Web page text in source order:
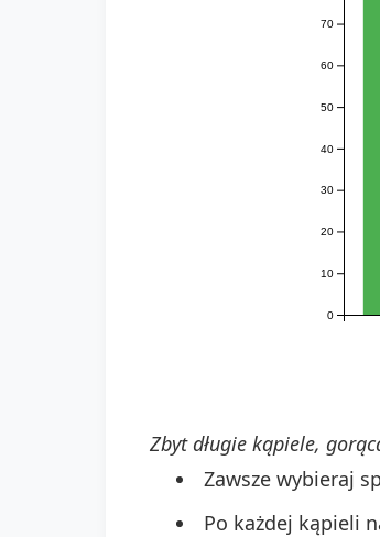
0
10
20
30
40
50
60
70
Zbyt długie kąpiele,
Zawsze wybieraj
Po każdej kąpieli